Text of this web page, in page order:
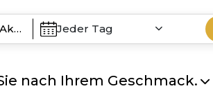
Jeder Tag
nach Ihrem Geschmack.